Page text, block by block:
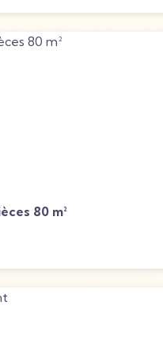
80 m²